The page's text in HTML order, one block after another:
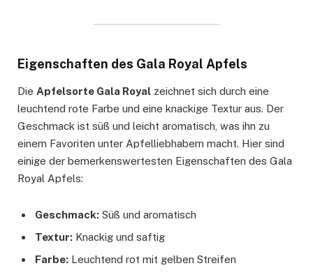
Eigenschaften des Gala Royal Apfels
Die Apfelsorte Gala Royal zeichnet sich durch eine
leuchtend rote Farbe und eine knackige Textur aus. Der
Geschmack ist süß und leicht aromatisch, was ihn zu
einem Favoriten unter Apfelliebhabern macht. Hier sind
einige der bemerkenswertesten Eigenschaften des Gala
Royal Apfels:
Geschmack: Süß und aromatisch
Textur: Knackig und saftig
Farbe: Leuchtend rot mit gelben Streifen